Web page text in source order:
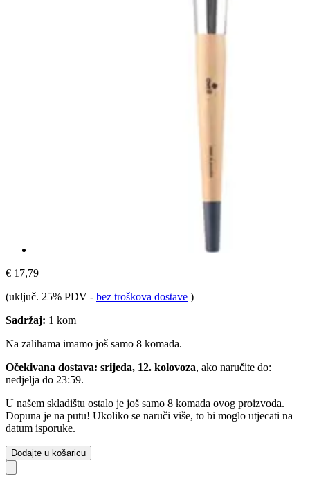
€ 17,79
(uključ. 25% PDV - bez troškova dostave )
Sadržaj: 1 kom
Na zalihama imamo još samo 8 komada.
Očekivana dostava: srijeda, 12. kolovoza, ako naručite do:
nedjelja do 23:59.
U našem skladištu ostalo je još samo 8 komada ovog proizvoda.
Dopuna je na putu! Ukoliko se naruči više, to bi moglo utjecati na
datum isporuke.
Dodajte u košaricu